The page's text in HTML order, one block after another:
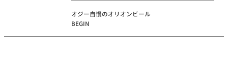
オジー自慢のオリオンビール
BEGIN